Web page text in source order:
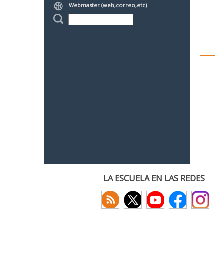
Webmaster (web,correo,etc)
LA ESCUELA EN LAS REDES